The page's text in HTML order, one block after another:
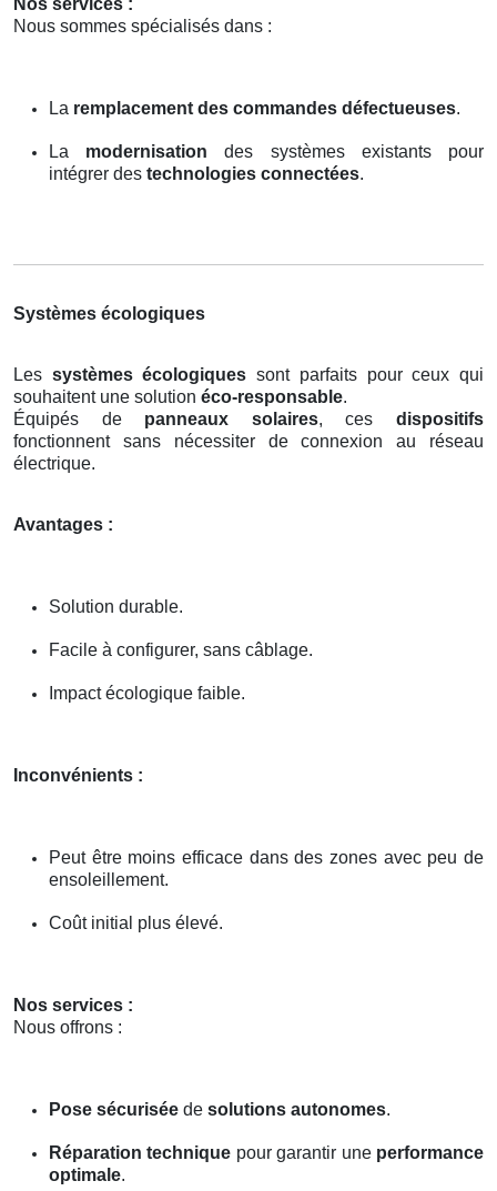
Nos services :
Nous sommes spécialisés dans :
La remplacement des commandes défectueuses.
La modernisation des systèmes existants pour
intégrer des technologies connectées.
Systèmes écologiques
Les systèmes écologiques sont parfaits pour ceux qui
souhaitent une solution éco-responsable.
Équipés de panneaux solaires, cesdispositifs
fonctionnent sans nécessiter de connexion au réseau
électrique.
Avantages :
Solution durable.
Facile à configurer, sans câblage.
Impact écologique faible.
Inconvénients :
Peut être moins efficace dans des zones avec peu de
ensoleillement.
Coût initial plus élevé.
Nos services :
Nous offrons :
Pose sécurisée de solutions autonomes.
Réparation technique pour garantir une performance
optimale.